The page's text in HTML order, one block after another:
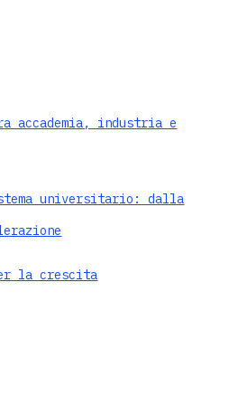
accademia, industria e
universitario: dalla
la crescita